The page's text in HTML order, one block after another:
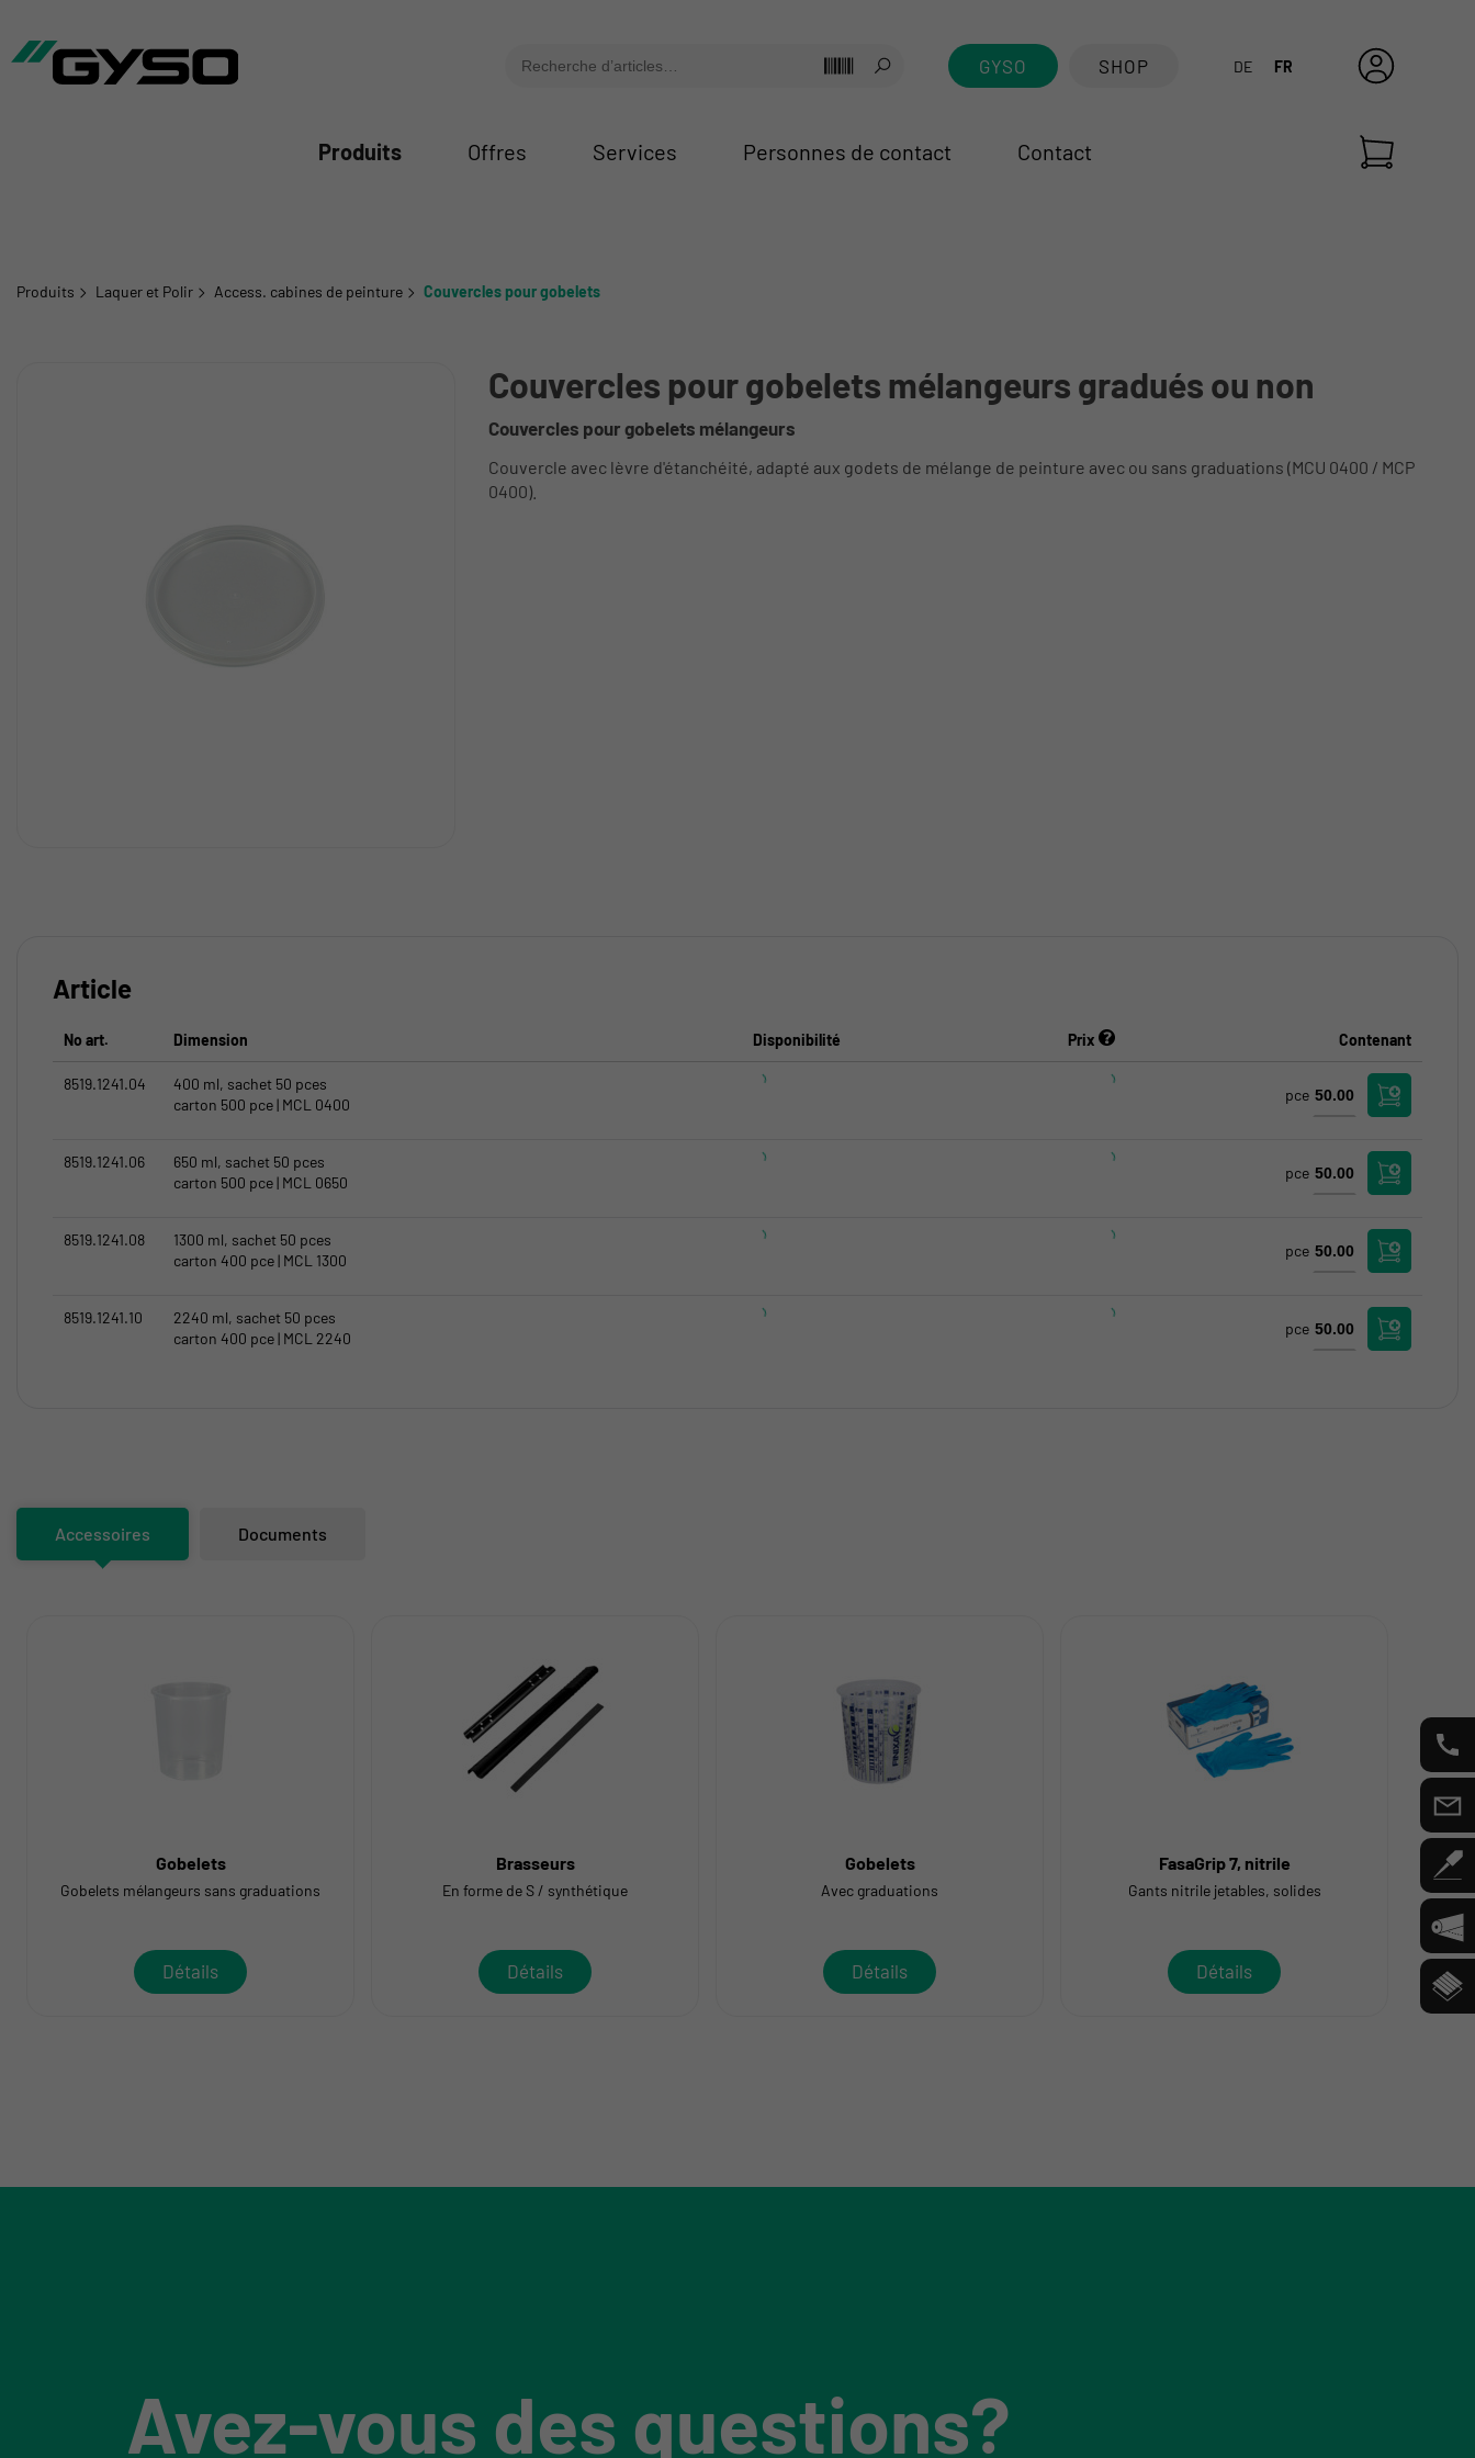
GYSO SHOP DE FR
Produits Offres Services Personnes de contact Contact
Produits Laquer et Polir Access. cabines de peinture Couvercles pour gobelets
Couvercles pour gobelets mélangeurs gradués ou non
Couvercles pour gobelets mélangeurs
Couvercle avec lèvre d'étanchéité, adapté aux godets de mélange de peinture avec ou sans graduations (MCU 0400 / MCP
0400).
Article
No art. Dimension Disponibilité Prix Contenant
8519.1241.04
400 ml, sachet 50 pces
carton 500 pce | MCL 0400
pce
8519.1241.06
650 ml, sachet 50 pces
carton 500 pce | MCL 0650
pce
8519.1241.08
1300 ml, sachet 50 pces
carton 400 pce | MCL 1300
pce
8519.1241.10
2240 ml, sachet 50 pces
carton 400 pce | MCL 2240
pce
Accessoires Documents
Gobelets
Gobelets mélangeurs sans graduations
Détails
Brasseurs
En forme de S / synthétique
Détails
Gobelets
Avec graduations
Détails
FasaGrip 7, nitrile
Gants nitrile jetables, solides
Détails
Avez-vous des questions?